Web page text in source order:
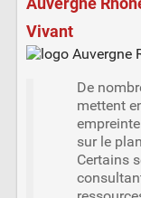
Vivant
De
mettent
sur le
Certains